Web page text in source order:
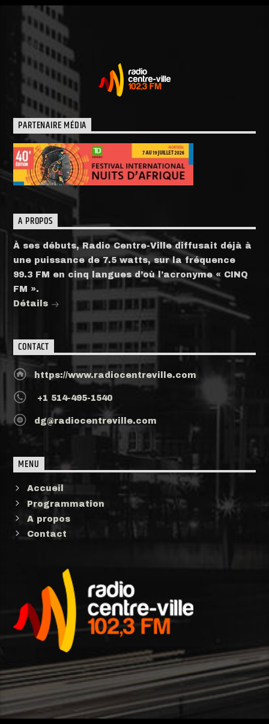
PARTENAIRE MÉDIA
A PROPOS
À ses débuts, Radio Centre-Ville diffusait déjà à
une puissance de 7.5 watts, sur la fréquence
99.3 FM en cinq langues d’où l’acronyme « CINQ
FM ».
Détails
CONTACT
https://www.radiocentreville.com
+1 514-495-1540
dg@radiocentreville.com
MENU
Accueil
Programmation
A propos
Contact